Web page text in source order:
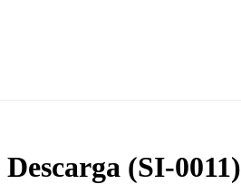
(SI-0011)